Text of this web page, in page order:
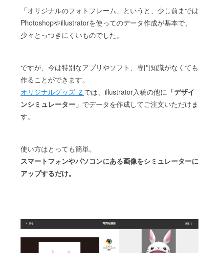
「オリジナルのフォトフレーム」というと、少し前までは
Photoshopやillustratorを使ってのデータ作成が基本で、
少々とっつきにくいものでした。
ですが、今は特別なアプリやソフト、専門知識がなくても
作ることができます。
オリジナルグッズ Ｚ では、illustrator入稿の他に 「デザイ
ンシミュレーター」 でデータを作成してご注文いただけま
す。
使い方はとっても簡単。
スマートフォンやパソコンにある画像をシミュレーターに
アップするだけ。